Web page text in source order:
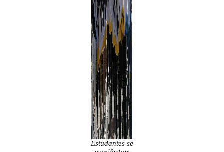
Estudantes se